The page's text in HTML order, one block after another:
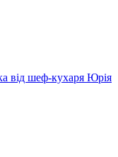
від шеф-кухаря Юрія